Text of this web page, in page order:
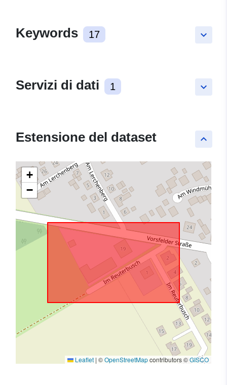
keyboard_arrow_down
Keywords 17
keyboard_arrow_down
Servizi di dati 1
keyboard_arrow_up
Estensione del dataset
+
−
Leaflet | ©OpenStreetMapcontributors ©GISCO